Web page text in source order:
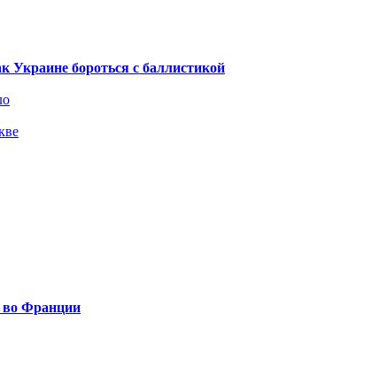
Украине бороться с баллистикой
во Франции